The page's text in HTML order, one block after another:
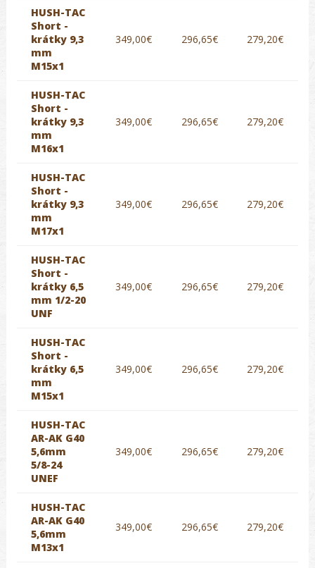
HUSH-TAC
Short -
krátky 9,3
mm
M15x1
349,00€ 296,65€ 279,20€
HUSH-TAC
Short -
krátky 9,3
mm
M16x1
349,00€ 296,65€ 279,20€
HUSH-TAC
Short -
krátky 9,3
mm
M17x1
349,00€ 296,65€ 279,20€
HUSH-TAC
Short -
krátky 6,5
mm 1/2-20
UNF
349,00€ 296,65€ 279,20€
HUSH-TAC
Short -
krátky 6,5
mm
M15x1
349,00€ 296,65€ 279,20€
HUSH-TAC
AR-AK G40
5,6mm
5/8-24
UNEF
349,00€ 296,65€ 279,20€
HUSH-TAC
AR-AK G40
5,6mm
M13x1
349,00€ 296,65€ 279,20€